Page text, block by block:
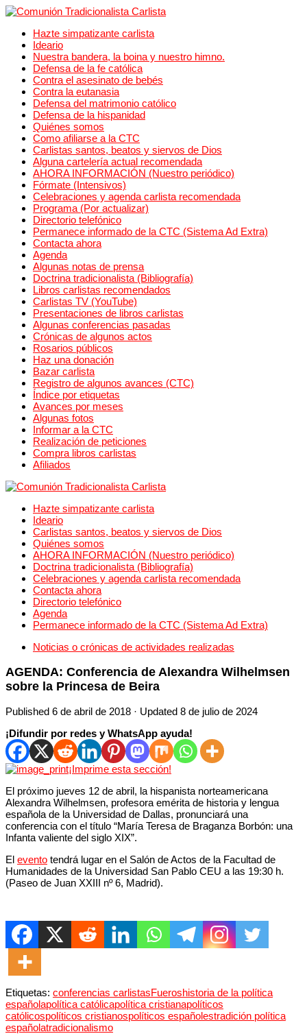
Hazte simpatizante carlista
Ideario
Nuestra bandera, la boina y nuestro himno.
Defensa de la fe católica
Contra el asesinato de bebés
Contra la eutanasia
Defensa del matrimonio católico
Defensa de la hispanidad
Quiénes somos
Como afiliarse a la CTC
Carlistas santos, beatos y siervos de Dios
Alguna cartelería actual recomendada
AHORA INFORMACIÓN (Nuestro periódico)
Fórmate (Intensivos)
Celebraciones y agenda carlista recomendada
Programa (Por actualizar)
Directorio telefónico
Permanece informado de la CTC (Sistema Ad Extra)
Contacta ahora
Agenda
Algunas notas de prensa
Doctrina tradicionalista (Bibliografía)
Libros carlistas recomendados
Carlistas TV (YouTube)
Presentaciones de libros carlistas
Algunas conferencias pasadas
Crónicas de algunos actos
Rosarios públicos
Haz una donación
Bazar carlista
Registro de algunos avances (CTC)
Índice por etiquetas
Avances por meses
Algunas fotos
Informar a la CTC
Realización de peticiones
Compra libros carlistas
Afiliados
Hazte simpatizante carlista
Ideario
Carlistas santos, beatos y siervos de Dios
Quiénes somos
AHORA INFORMACIÓN (Nuestro periódico)
Doctrina tradicionalista (Bibliografía)
Celebraciones y agenda carlista recomendada
Contacta ahora
Directorio telefónico
Agenda
Permanece informado de la CTC (Sistema Ad Extra)
Noticias o crónicas de actividades realizadas
AGENDA: Conferencia de Alexandra Wilhelmsen
sobre la Princesa de Beira
Published 6 de abril de 2018 · Updated 8 de julio de 2024
¡Difundir por redes y WhatsApp ayuda!
¡Imprime esta sección!
El próximo jueves 12 de abril, la hispanista norteamericana
Alexandra Wilhelmsen, profesora emérita de historia y lengua
española de la Universidad de Dallas, pronunciará una
conferencia con el título “María Teresa de Braganza Borbón: una
Infanta valiente del siglo XIX”.
El evento tendrá lugar en el Salón de Actos de la Facultad de
Humanidades de la Universidad San Pablo CEU a las 19:30 h.
(Paseo de Juan XXIII nº 6, Madrid).
Etiquetas: conferencias carlistasFueroshistoria de la política
españolapolítica católicapolítica cristianapolíticos
católicospolíticos cristianospolíticos españolestradición política
españolatradicionalismo